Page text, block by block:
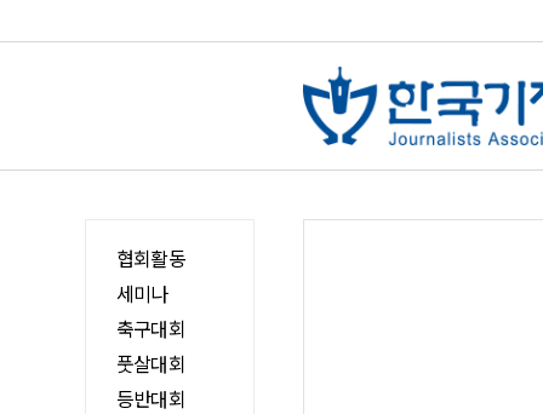
협회활동
세미나
축구대회
풋살대회
등반대회